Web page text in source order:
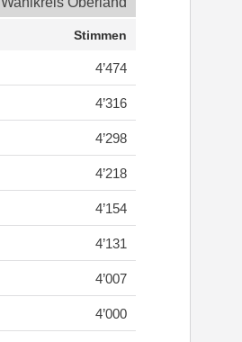
Stimmen
4’474
4’316
4’298
4’218
4’154
4’131
4’007
4’000